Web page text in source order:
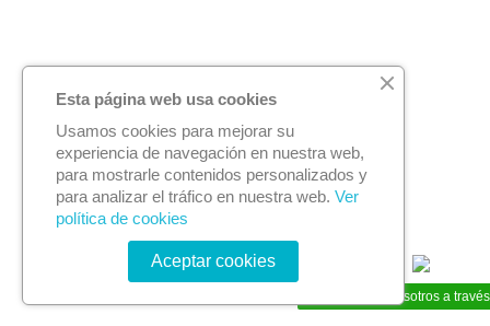
Contacta con nosotros a
Esta página web usa cookies
Usamos cookies para mejorar su
experiencia de navegación en nuestra web,
para mostrarle contenidos personalizados y
para analizar el tráfico en nuestra web. Ver
política de cookies
Aceptar cookies